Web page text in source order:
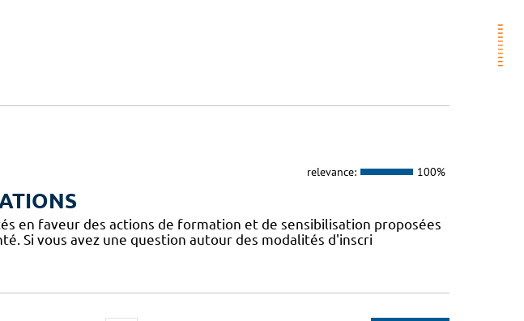
relevance: 100%
en faveur des actions de formation et de sensibilisation proposées
Si vous avez une question autour des modalités d'inscri